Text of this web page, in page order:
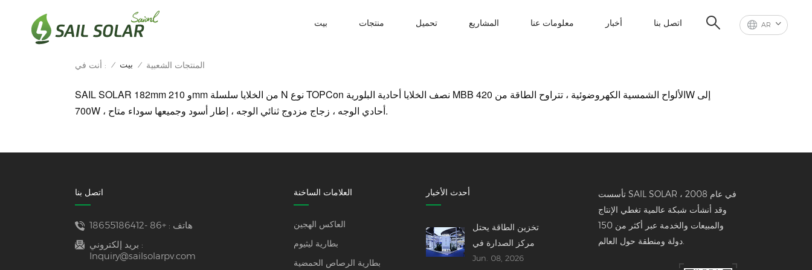
AR بيت منتجات تحميل المشاريع معلومات عنا أخبار اتصل بنا
أنت في : / بيت / المنتجات الشعبية
SAIL SOLAR 182mm و 210mm من الخلايا سلسلة N نوع TOPCon نصف الخلايا أحادية البلورية MBB الألواح الشمسية الكهروضوئية ، تتراوح الطاقة من 420W إلى
700W ، أحادي الوجه ، زجاج مزدوج ثنائي الوجه ، إطار أسود وجميعها سوداءمتاح.
اتصل بنا
هاتف : +86 -18655186412
بريد إلكتروني :
Inquiry@sailsolarpv.com
العلامات الساخنة
العاكس الهجين
بطارية ليثيوم
بطارية الرصاص الحمضية
أحدث الأخبار
تخزين الطاقة يحتل
مركز الصدارة في
مؤتمر SNEC 2026 -
Jun. 08, 2026
تأسست SAIL SOLAR في عام 2008 ،
وقد أنشأت شبكة عالمية تغطي الإنتاج
والمبيعات والخدمة عبر أكثر من 150
دولة ومنطقة حول العالم.